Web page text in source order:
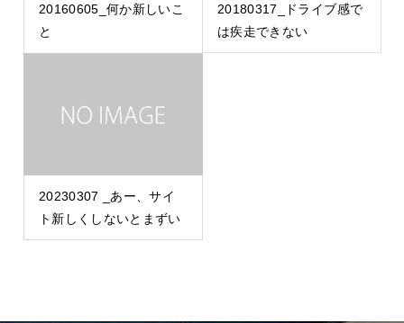
20160605_何か新しいこ
と
20180317_ドライブ感で
は疾走できない
20230307 _あー、サイ
ト新しくしないとまずい